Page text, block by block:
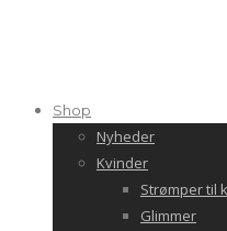
Shop
Nyheder
Kvinder
Strømper til
Glimmer